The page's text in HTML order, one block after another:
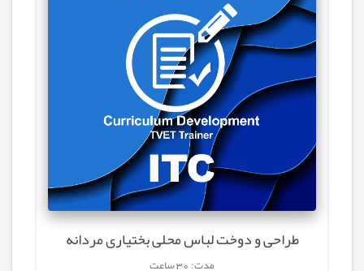
طراحی و دوخت لباس محلی بختیاری مردانه
مدت: 30 ساعت